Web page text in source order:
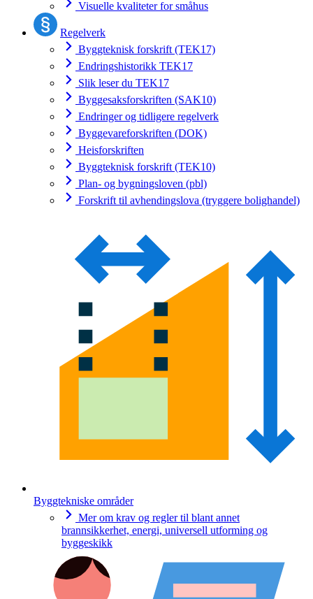
Visuelle kvaliteter for småhus
Regelverk
Byggteknisk forskrift (TEK17)
Endringshistorikk TEK17
Slik leser du TEK17
Byggesaksforskriften (SAK10)
Endringer og tidligere regelverk
Byggevareforskriften (DOK)
Heisforskriften
Byggteknisk forskrift (TEK10)
Plan- og bygningsloven (pbl)
Forskrift til avhendingslova (tryggere bolighandel)
Byggtekniske områder
Mer om krav og regler til blant annet
brannsikkerhet, energi, universell utforming og
byggeskikk